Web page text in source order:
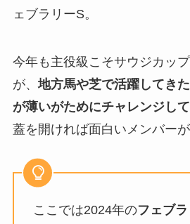
ェブラリーS。
今年も主役級こそサウジカッ
が、地方馬や芝で活躍してき
が薄いがためにチャレンジし
蓋を開ければ面白いメンバーが
ここでは2024年のフェブ